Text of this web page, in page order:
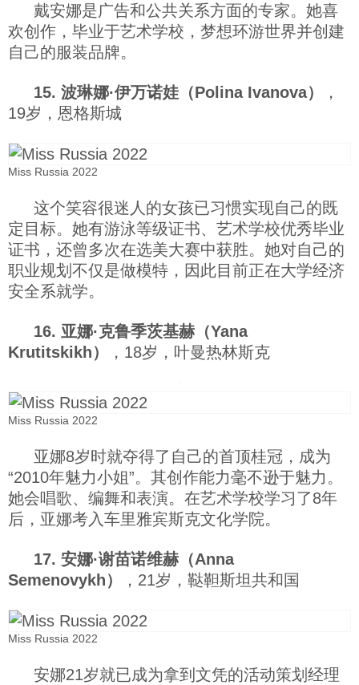
戴安娜是广告和公共关系方面的专家。她喜
欢创作，毕业于艺术学校，梦想环游世界并创建
自己的服装品牌。
15. 波琳娜·伊万诺娃（Polina Ivanova）
，
19岁，恩格斯城
Miss Russia 2022
这个笑容很迷人的女孩已习惯实现自己的既
定目标。她有游泳等级证书、艺术学校优秀毕业
证书，还曾多次在选美大赛中获胜。她对自己的
职业规划不仅是做模特，因此目前正在大学经济
安全系就学。
16. 亚娜·克鲁季茨基赫（Yana
Krutitskikh）
，18岁，叶曼热林斯克
Miss Russia 2022
亚娜8岁时就夺得了自己的首顶桂冠，成为
“2010年魅力小姐”。其创作能力毫不逊于魅力。
她会唱歌、编舞和表演。在艺术学校学习了8年
后，亚娜考入车里雅宾斯克文化学院。
17. 安娜·谢苗诺维赫（Anna
Semenovykh）
，21岁，鞑靼斯坦共和国
Miss Russia 2022
安娜21岁就已成为拿到文凭的活动策划经理